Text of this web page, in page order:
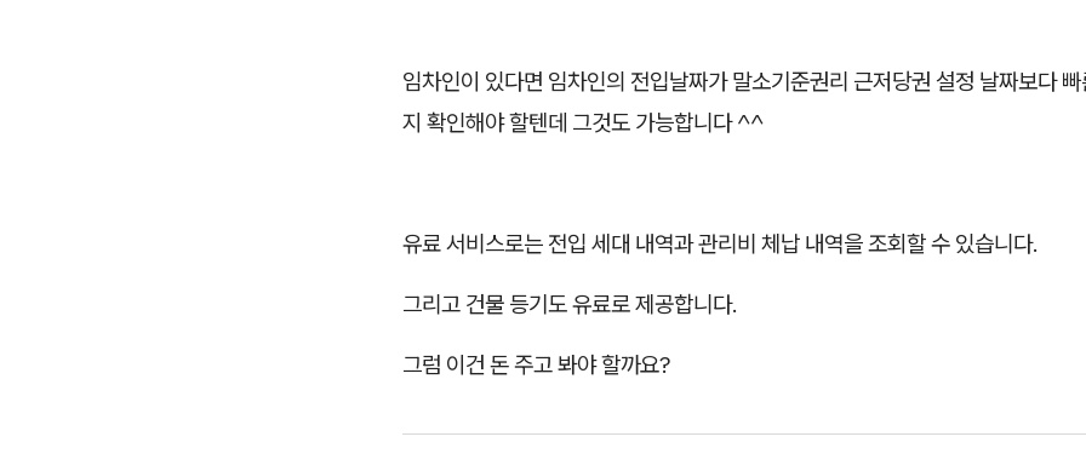
임차인이 있다면 임차인의 전입날짜가 말소기준권리 근저당권 설정 날짜보다
지 확인해야 할텐데 그것도 가능합니다 ^^
유료 서비스로는 전입 세대 내역과 관리비 체납 내역을 조회할 수 있습니다.
그리고 건물 등기도 유료로 제공합니다.
그럼 이건 돈 주고 봐야 할까요?